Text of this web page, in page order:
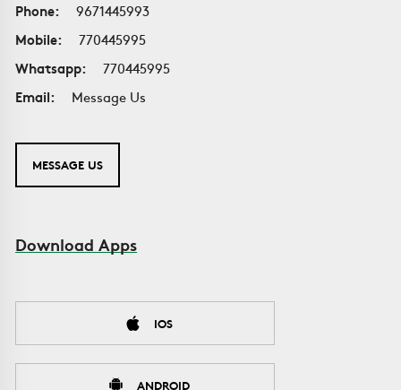
Phone:
9671445993
Mobile:
770445995
Whatsapp:
770445995
Email:
Message Us
MESSAGE US
Download Apps
IOS
ANDROID